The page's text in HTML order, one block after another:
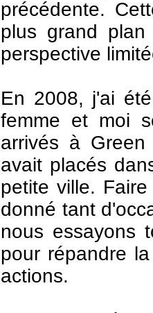
précédente.
plus grand
perspective
En 2008, j'ai
femme et moi
arrivés à
avait placés
petite ville.
donné tant
nous essayons
pour répandre
actions.